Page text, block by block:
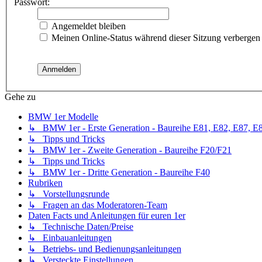
Passwort:
Angemeldet bleiben
Meinen Online-Status während dieser Sitzung verbergen
Gehe zu
BMW 1er Modelle
↳ BMW 1er - Erste Generation - Baureihe E81, E82, E87,
↳ Tipps und Tricks
↳ BMW 1er - Zweite Generation - Baureihe F20/F21
↳ Tipps und Tricks
↳ BMW 1er - Dritte Generation - Baureihe F40
Rubriken
↳ Vorstellungsrunde
↳ Fragen an das Moderatoren-Team
Daten Facts und Anleitungen für euren 1er
↳ Technische Daten/Preise
↳ Einbauanleitungen
↳ Betriebs- und Bedienungsanleitungen